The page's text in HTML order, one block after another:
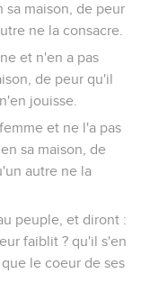
sa maison, de peur
ne la consacre.
et n'en a pas
de peur qu'il
jouisse.
et ne l'a pas
sa maison, de
autre ne la
peuple, et diront :
faiblit ? qu'il s'en
le coeur de ses